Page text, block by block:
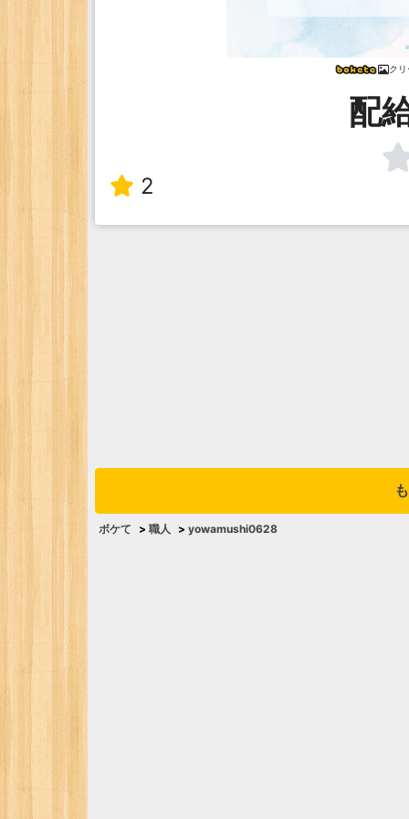
ク
配
2
ボケて > 職人 > yowamushi0628